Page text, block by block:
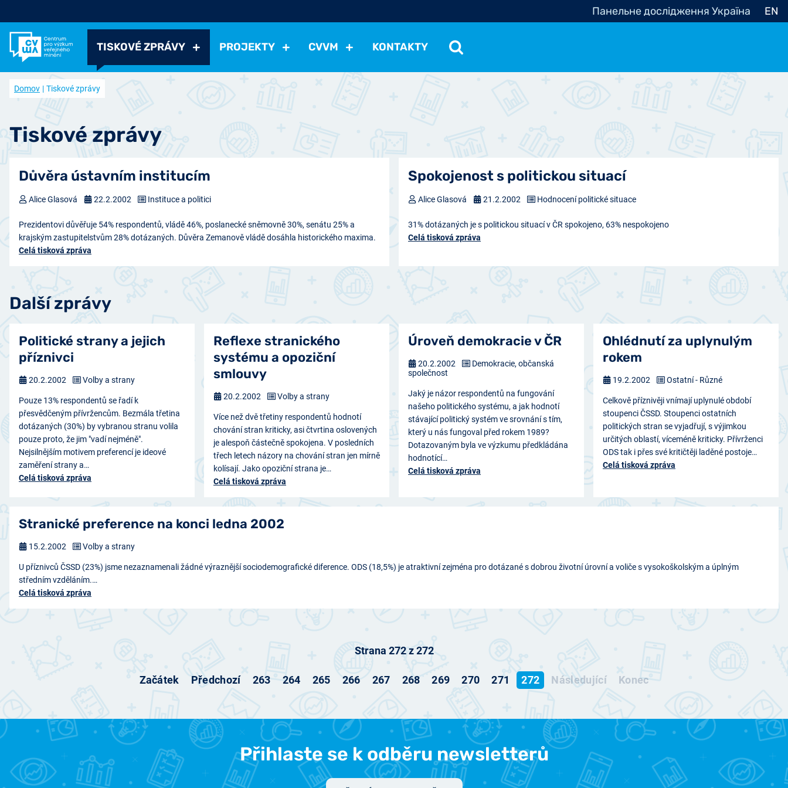
Панельне дослідження Україна EN
TISKOVÉ ZPRÁVY
Všechny tiskové zprávy
Ekonomické Práce, příjmy, životní úroveň
Ostatní Zdraví, volný čas Negativní jevy, bezpečnost
PROJEKTY
Všechny projekty
CVVM
Kdo jsme
Časopis naše společnost (archiv)
Přístup k datům
Spolupracujte s námi
Nabídka výzkumu
KONTAKTY
Domov Tiskové zprávy
Tiskové zprávy
Důvěra ústavním institucím
Prezidentovi důvěřuje 54% respondentů, vládě 46%, poslanecké sněmovně 30%, senátu 25% a
krajským zastupitelstvům 28% dotázaných. Důvěra Zemanově vládě dosáhla historického maxima.
Celá tisková zpráva
Alice Glasová 22.2.2002 Instituce a politici
Spokojenost s politickou situací
31% dotázaných je s politickou situací v ČR spokojeno, 63% nespokojeno
Celá tisková zpráva
Alice Glasová 21.2.2002 Hodnocení politické situace
Další zprávy
Politické strany a jejich
příznivci
Pouze 13% respondentů se řadí k
přesvědčeným přívržencům. Bezmála třetina
dotázaných (30%) by vybranou stranu volila
pouze proto, že jim "vadí nejméně".
Nejsilnějším motivem preferencí je ideové
zaměření strany a…
Celá tisková zpráva
20.2.2002 Volby a strany
Reflexe stranického
systému a opoziční
smlouvy
Více než dvě třetiny respondentů hodnotí
chování stran kriticky, asi čtvrtina oslovených
je alespoň částečně spokojena. V posledních
třech letech názory na chování stran jen mírně
kolísají. Jako opoziční strana je…
Celá tisková zpráva
20.2.2002 Volby a strany
Úroveň demokracie v ČR
Jaký je názor respondentů na fungování
našeho politického systému, a jak hodnotí
stávající politický systém ve srovnání s tím,
který u nás fungoval před rokem 1989?
Dotazovaným byla ve výzkumu předkládána
hodnotící…
Celá tisková zpráva
20.2.2002
Demokracie, občanská
společnost
Ohlédnutí za uplynulým
rokem
Celkově příznivěji vnímají uplynulé období
stoupenci ČSSD. Stoupenci ostatních
politických stran se vyjadřují, s výjimkou
určitých oblastí, víceméně kriticky. Přívrženci
ODS tak i přes své kritičtěji laděné postoje…
Celá tisková zpráva
19.2.2002 Ostatní - Různé
Stranické preference na konci ledna 2002
U příznivců ČSSD (23%) jsme nezaznamenali žádné výraznější sociodemografické diference. ODS (18,5%) je atraktivní zejména pro dotázané s dobrou životní úrovní a voliče s vysokoškolským a úplným
středním vzděláním.…
Celá tisková zpráva
15.2.2002 Volby a strany
Strana 272 z 272
Začátek Předchozí 263 264 265 266 267 268 269 270 271 272 Následující Konec
Přihlaste se k odběru newsletterů